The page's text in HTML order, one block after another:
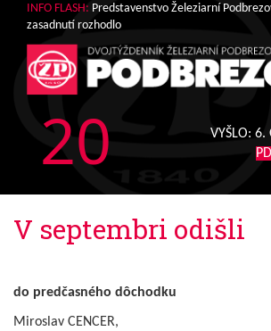
INFO FLASH: Predstavenstvo Železiarní
zasadnutí rozhodlo
20
VYŠLO: 6.
V septembri odišli
do predčasného dôchodku
Miroslav CENCER,